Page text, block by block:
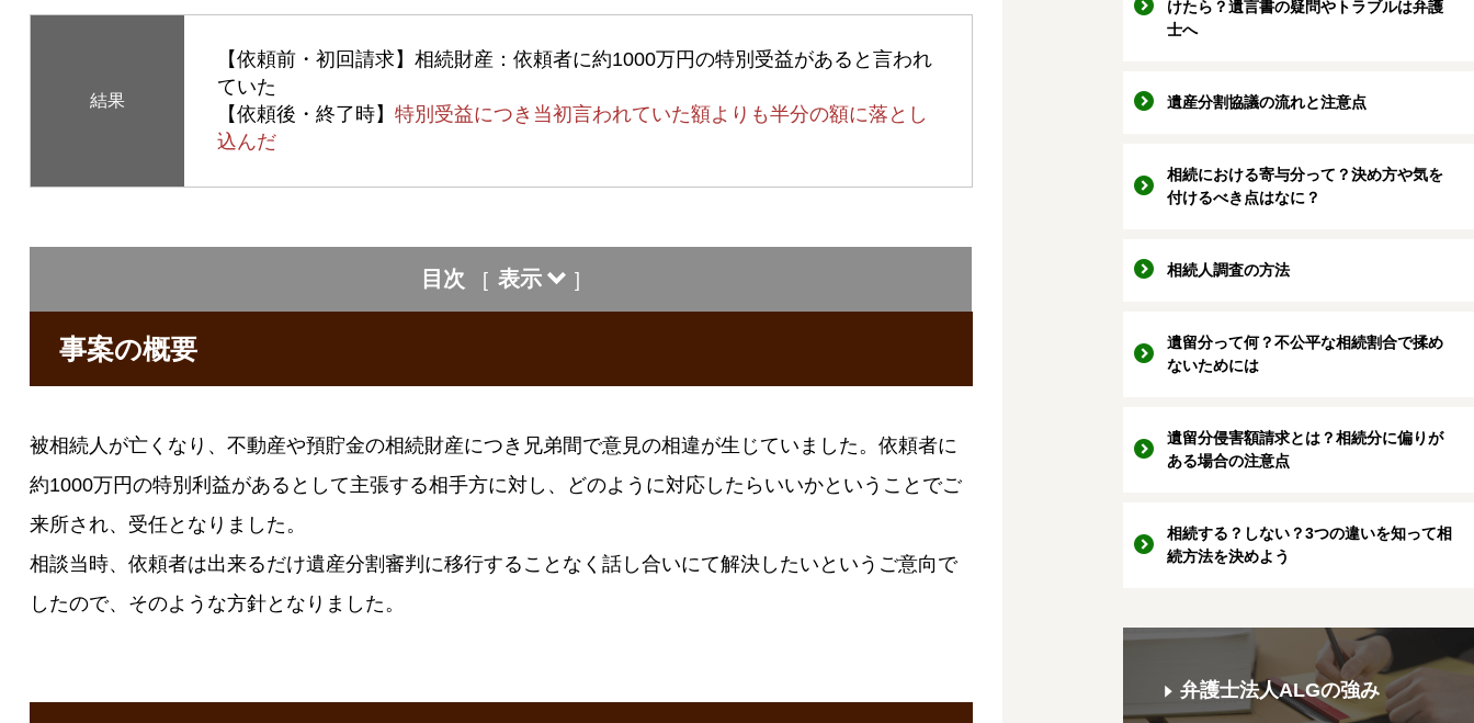
結果
【依頼前・初回請求】 相続財産：依頼者に約1000万円の特別受益があると言われ
ていた
【依頼後・終了時】 特別受益につき当初言われていた額よりも半分の額に落とし
込んだ
目次 [ 表示 ]
事案の概要
被相続人が亡くなり、不動産や預貯金の相続財産につき兄弟間で意見の相違が生じていました。依頼者に
約1000万円の特別利益があるとして主張する相手方に対し、どのように対応したらいいかということでご
来所され、受任となりました。
相談当時、依頼者は出来るだけ遺産分割審判に移行することなく話し合いにて解決したいというご意向で
したので、そのような方針となりました。
けたら？遺言書の疑問やトラブルは弁護
士へ
遺産分割協議の流れと注意点
相続における寄与分って？決め方や気を
付けるべき点はなに？
相続人調査の方法
遺留分って何？不公平な相続割合で揉め
ないためには
遺留分侵害額請求とは？相続分に偏りが
ある場合の注意点
相続する？しない？3つの違いを知って相
続方法を決めよう
弁護士法人ALGの強み